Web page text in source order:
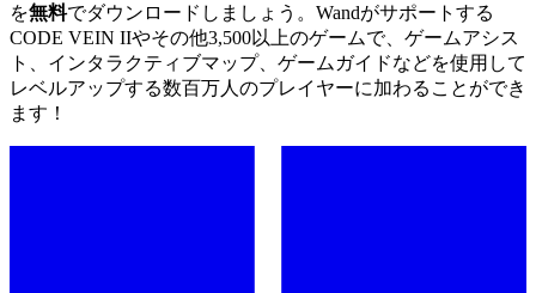
を無料でダウンロードしましょう。Wandがサポートする
CODE VEIN IIやその他3,500以上のゲームで、ゲームアシス
ト、インタラクティブマップ、ゲームガイドなどを使用して
レベルアップする数百万人のプレイヤーに加わることができ
ます！